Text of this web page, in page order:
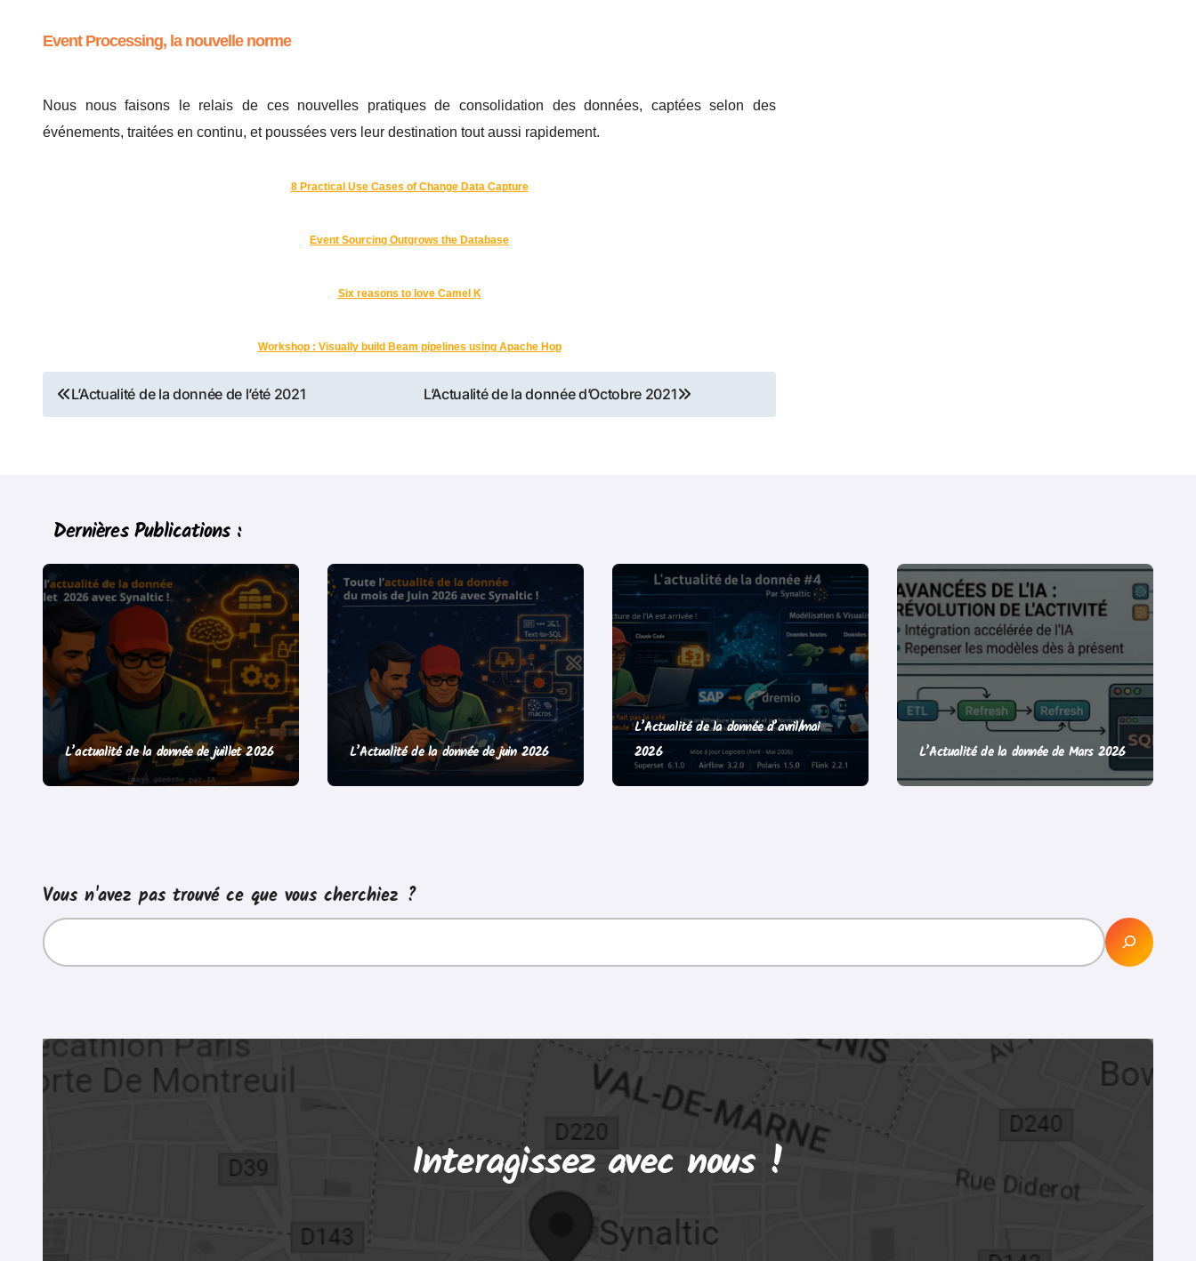
Event Processing, la nouvelle norme
Nous nous faisons le relais de ces nouvelles pratiques de consolidation des données, captées selon des
événements, traitées en continu, et poussées vers leur destination tout aussi rapidement.
8 Practical Use Cases of Change Data Capture
Event Sourcing Outgrows the Database
Six reasons to love Camel K
Workshop : Visually build Beam pipelines using Apache Hop
Navigation
de
L’Actualité de la donnée de l’été 2021 L’Actualité de la donnée d’Octobre 2021
Dernières Publications :
L’actualité de la donnée de juillet 2026 L’Actualité de la donnée de juin 2026
L’Actualité de la donnée d’avril/mai
2026
L’Actualité de la donnée de Mars 2026
Vous n'avez pas trouvé ce que vous cherchiez ?
Interagissez avec nous !